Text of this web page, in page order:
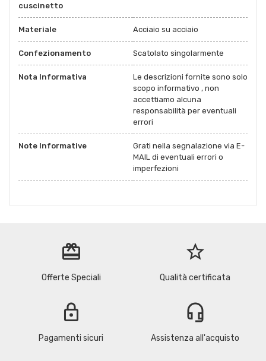
cuscinetto
Materiale Acciaio su acciaio
Confezionamento Scatolato singolarmente
Nota Informativa
Le descrizioni fornite sono solo
scopo informativo , non
accettiamo alcuna
responsabilità per eventuali
errori
Note Informative
Grati nella segnalazione via E-
MAIL di eventuali errori o
imperfezioni
redeem
Offerte Speciali
star_border
Qualità certificata
lock
Pagamenti sicuri
headset_mic
Assistenza all'acquisto